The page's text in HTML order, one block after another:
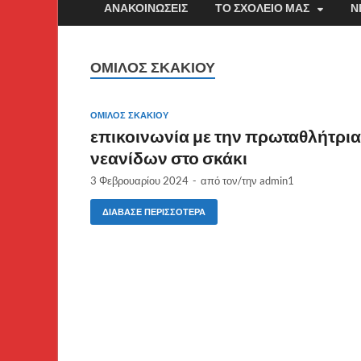
ΑΝΑΚΟΙΝΏΣΕΙΣ ΤΟ ΣΧΟΛΕΊΟ ΜΑΣ
ΌΜΙΛΟΣ ΣΚΑΚΙΟΎ
ΌΜΙΛΟΣ ΣΚΑΚΙΟΎ
επικοινωνία με την πρωταθλήτρια
νεανίδων στο σκάκι
3 Φεβρουαρίου 2024 - από τον/την admin1
ΔΙΆΒΑΣΕ ΠΕΡΙΣΣΌΤΕΡΑ